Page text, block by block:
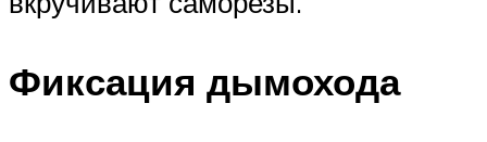
Фиксация дымохода